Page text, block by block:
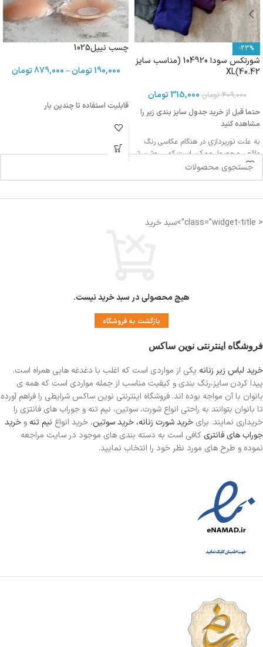
-23%
شورتکس سودا 104920 (مناسب سایز
40.42)XL
409,000 تومان 315,000تومان
حتما قبل از خرید جدول سایز بندی زیر را
مشاهده کنید
به علت نورپردازی در هنگام عکاسی رنگ
واقعی محصول ممکن است کمی روشن تر
یا تیره تر باشد
اندازه فاق : 27-28 سانتی متر
چسب نیپل1025
190,000تومان–
879,000تومان
قابلیت استفاده تا چندین بار
< class="widget-title">سبد خرید
هیچ محصولی در سبد خرید نیست.
بازگشت به فروشگاه
فروشگاه اینترنتی نوین ساکس
خرید لباس زیر زنانه یکی از مواردی است که اغلب با دغدغه هایی همراه است.
پیدا کردن سایز،رنگ بندی و کیفیت مناسب از جمله مواردی است که همه ی
بانوان با آن مواجه بوده اند. فروشگاه اینترنتی نوین ساکس شرایطی را فراهم آورده
تا بانوان بتوانند به راحتی انواع شورت، سوتین، نیم تنه و جوراب های فانتزی را
خریداری نمایند. برای خرید شورت زنانه، خرید سوتین، خرید انواع نیم تنه و خرید
جوراب های فانتری کافی است به دسته بندی های موجود در سایت مراجعه
نموده و طرح های مورد نظر خود را انتخاب نمایید.